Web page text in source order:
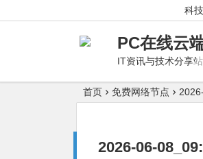
科
PC在线云
IT资讯与技术分享站
首页 免费网络节点
2026-06-